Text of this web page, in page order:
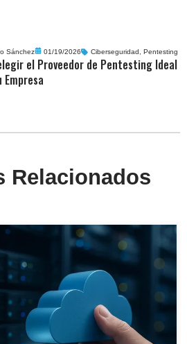
Sánchez 01/19/2026 Ciberseguridad ,Pentesting
el Proveedor de Pentesting Ideal
Relacionados